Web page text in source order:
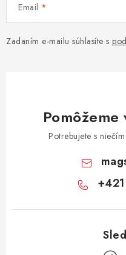
Email
Zadaním e-mailu súhlasíte s
Potrebujete s